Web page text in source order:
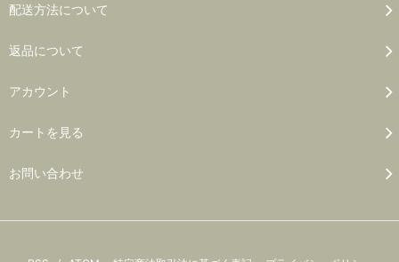
配送方法について
返品について
アカウント
カートを見る
お問い合わせ